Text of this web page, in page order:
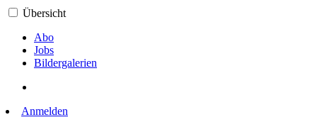
Übersicht
Abo
Jobs
Bildergalerien
Anmelden